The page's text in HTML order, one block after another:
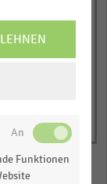
Funktionen